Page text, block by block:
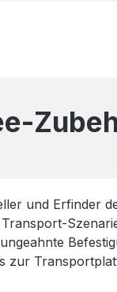
und Erfinder
zur